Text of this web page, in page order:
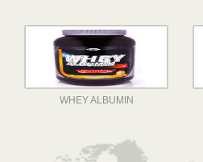
WHEY ALBUMIN